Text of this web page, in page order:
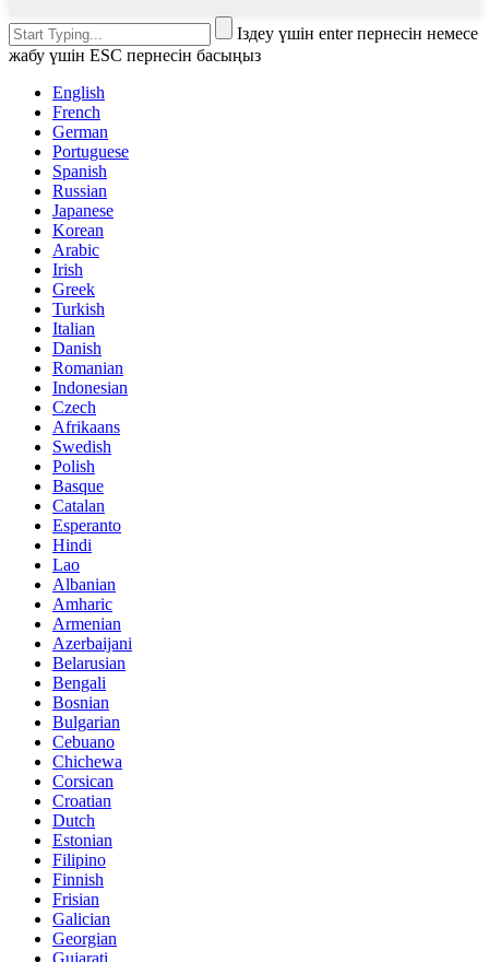
Іздеу үшін enter пернесін немесе
жабу үшін ESC пернесін басыңыз
English
French
German
Portuguese
Spanish
Russian
Japanese
Korean
Arabic
Irish
Greek
Turkish
Italian
Danish
Romanian
Indonesian
Czech
Afrikaans
Swedish
Polish
Basque
Catalan
Esperanto
Hindi
Lao
Albanian
Amharic
Armenian
Azerbaijani
Belarusian
Bengali
Bosnian
Bulgarian
Cebuano
Chichewa
Corsican
Croatian
Dutch
Estonian
Filipino
Finnish
Frisian
Galician
Georgian
Gujarati